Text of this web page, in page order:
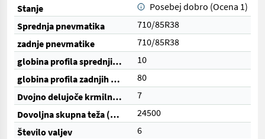
Stanje
Posebej dobro (Ocena 1)
Sprednja pnevmatika
710/85R38
zadnje pnevmatike
710/85R38
globina profila sprednjih pnevmatik (%)
10
globina profila zadnjih pnevmatik (%)
80
Dvojno delujoče krmilne enote (skupaj)
7
Dovoljna skupna teža (kg)
24500
Število valjev
6